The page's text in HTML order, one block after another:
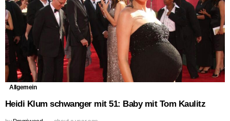
Allgemein
Heidi Klum schwanger mit 51: Baby mit Tom Kaulitz